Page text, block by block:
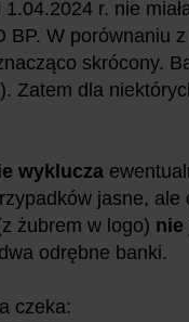
r. nie
BP. W porównaniu
skrócony.
Zatem dla
wyklucza
jasne,
żubrem w logo) nie
odrębne banki.
czeka: